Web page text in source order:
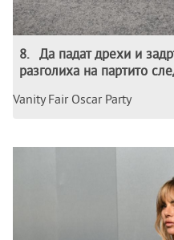
8.
Да падат дрехи и
разголиха на партито
Vanity Fair Oscar Party